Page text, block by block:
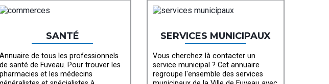
SANTÉ
Annuaire de tous les professionnels
de santé de Fuveau. Pour trouver les
pharmacies et les médecins
SERVICES MUNICIPAUX
Vous cherchez là contacter un
service municipal ? Cet annuaire
regroupe l'ensemble des services